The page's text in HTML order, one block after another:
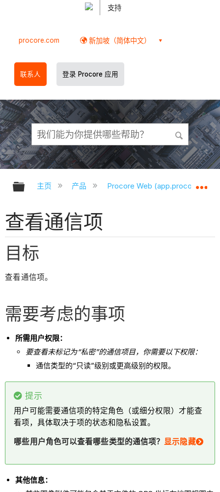
支持
procore.com 新加坡（简体中文）
联系人 登录 Procore 应用
扩展/隐缩全局层次
主页 产品 Procore Web
查看通信项
目标
查看通信项。
需要考虑的事项
所需用户权限：
要查看未标记为“私密”的通信项目，你需要以下权限：
通信类型的“只读”级别或更高级别的权限。
提示
用户可能需要通信项的特定角色（或细分权限）才能查
看项，具体取决于项的状态和隐私设置。
哪些用户角色可以查看哪些类型的通信项？显示隐藏
其他信息：